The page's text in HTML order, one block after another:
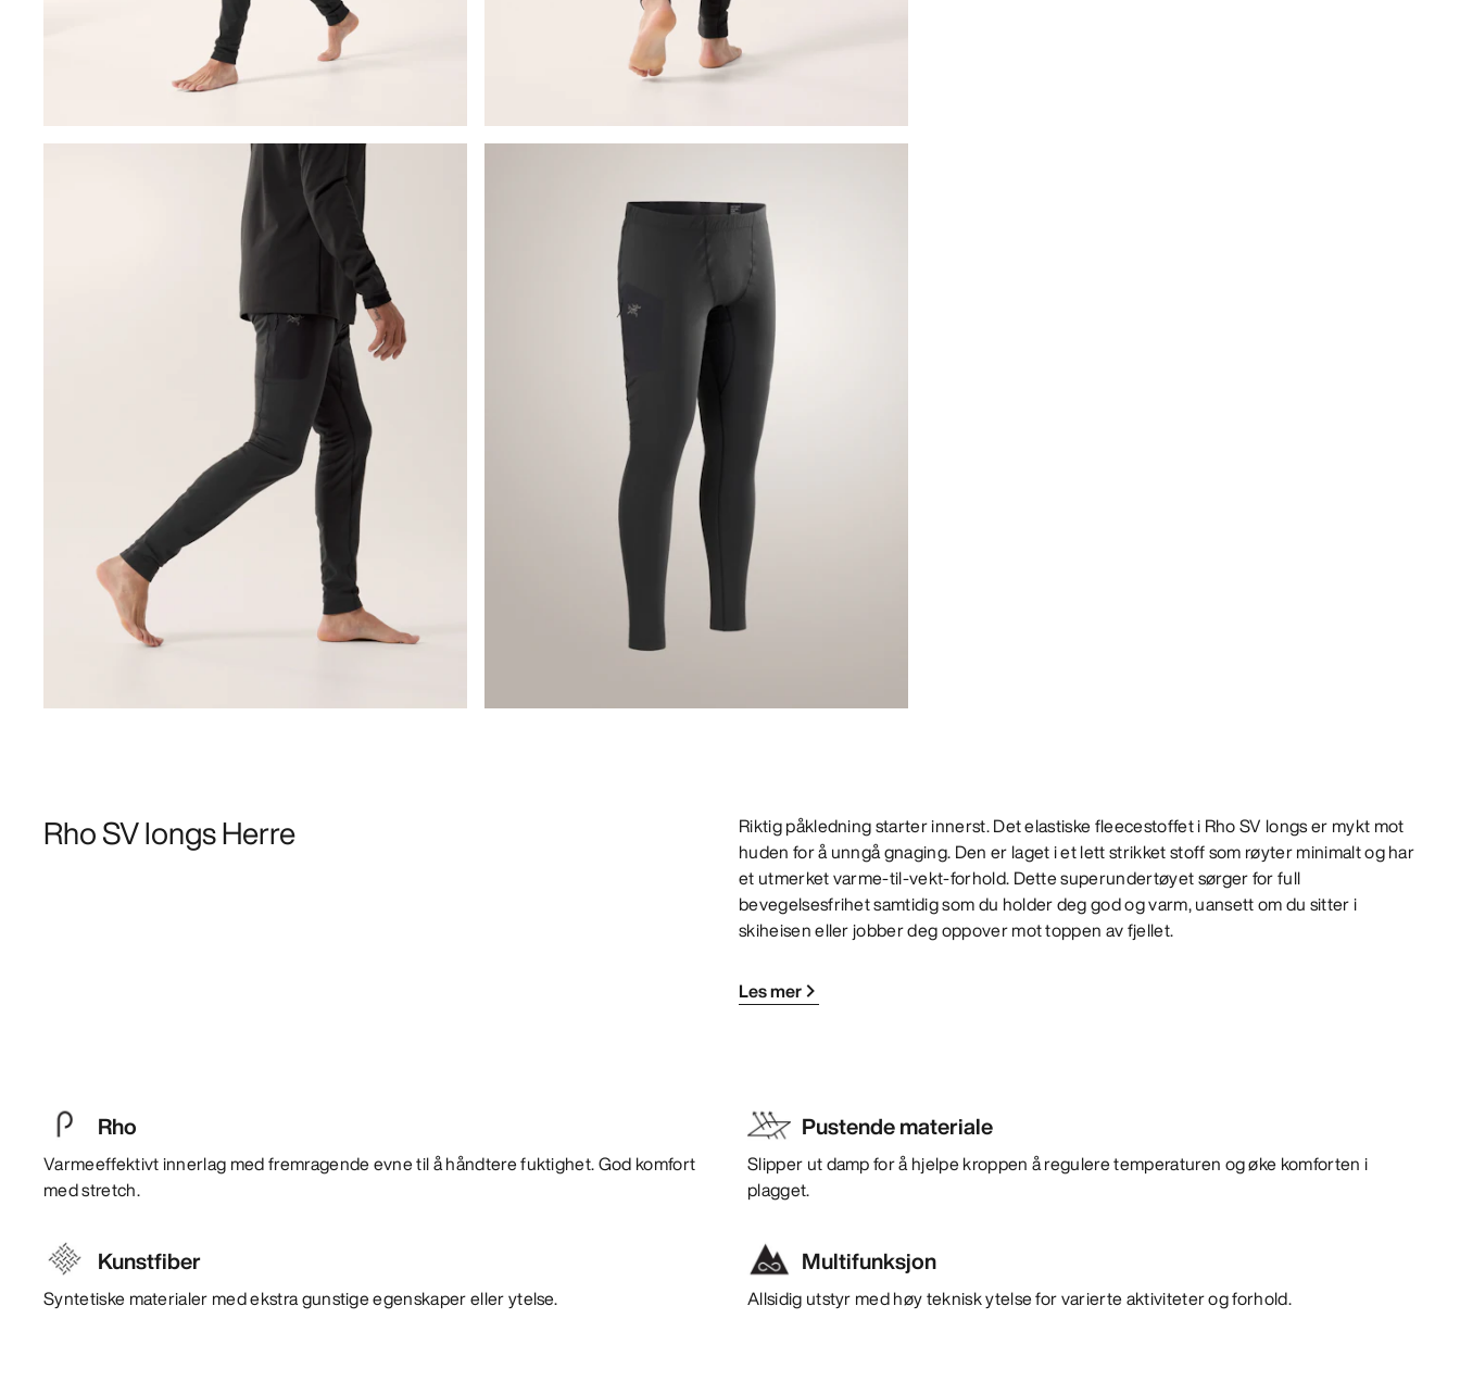
Rho SV longs Herre
Riktig påkledning starter innerst. Det elastiske fleecestoffet i Rho SV longs er mykt mot
huden for å unngå gnaging. Den er laget i et lett strikket stoff som røyter minimalt og har
et utmerket varme-til-vekt-forhold. Dette superundertøyet sørger for full
bevegelsesfrihet samtidig som du holder deg god og varm, uansett om du sitter i
skiheisen eller jobber deg oppover mot toppen av fjellet.
Les mer
Rho
Varmeeffektivt innerlag med fremragende evne til å håndtere fuktighet. God komfort
med stretch.
Pustende materiale
Slipper ut damp for å hjelpe kroppen å regulere temperaturen og øke komforten i
plagget.
Kunstfiber
Syntetiske materialer med ekstra gunstige egenskaper eller ytelse.
Multifunksjon
Allsidig utstyr med høy teknisk ytelse for varierte aktiviteter og forhold.